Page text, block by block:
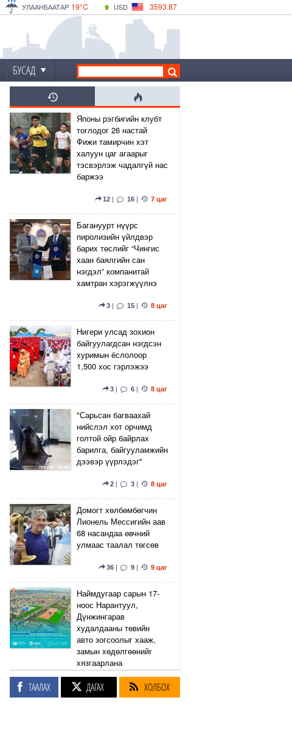
19°C
УЛААНБААТАР
19°C
ДАРХАН
17°C
ЭРДЭНЭТ
USD 3593.87
4141.04
БУСАД
Японы рэгбигийн клубт
тоглодог 26 настай
Фижи тамирчин хэт
халуун цаг агаарыг
тэсвэрлэж чадалгүй нас
баржээ
12 | 16 | 7 цаг
Багануурт нүүрс
пиролизийн үйлдвэр
барих төслийг “Чингис
хаан баялгийн сан
нэгдэл” компанитай
хамтран хэрэгжүүлнэ
3 | 15 | 8 цаг
Нигери улсад зохион
байгуулагдсан нэгдсэн
хуримын ёслолоор
1,500 хос гэрлэжээ
3 | 6 | 8 цаг
"Сарьсан багваахай
нийслэл хот орчимд
голтой ойр байрлах
барилга, байгууламжийн
дээвэр үүрлэдэг"
2 | 3 | 8 цаг
Домогт хөлбөмбөгчин
Лионель Мессигийн аав
68 насандаа өвчний
улмаас таалал төгсөв
36 | 9 | 9 цаг
Наймдугаар сарын 17-
ноос Нарантуул,
Дүнжингарав
худалдааны төвийн
авто зогсоолыг хааж,
замын хөдөлгөөнийг
хязгаарлана
2| 9 цаг
ТААЛАХ ДАГАХ ХОЛБОХ